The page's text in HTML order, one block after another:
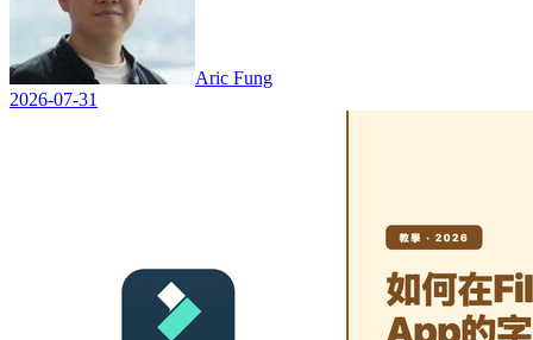
Aric Fung
2026-07-31